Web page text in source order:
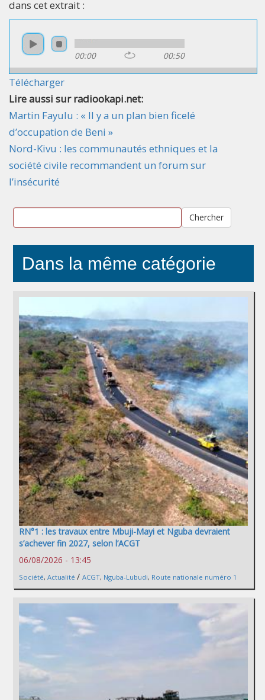
dans cet extrait :
00:00 00:50
Télécharger
Lire aussi sur radiookapi.net:
Martin Fayulu : « Il y a un plan bien ficelé
d’occupation de Beni »
Nord-Kivu : les communautés ethniques et la
société civile recommandent un forum sur
l’insécurité
Chercher
Dans la même catégorie
RN°1 : les travaux entre Mbuji-Mayi et Nguba devraient
s’achever fin 2027, selon l’ACGT
06/08/2026 - 13:45
Société, Actualité / ACGT, Nguba-Lubudi, Route nationale numéro 1